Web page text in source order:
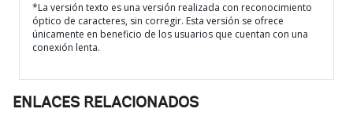
*La versión texto es una versión realizada con reconocimiento
óptico de caracteres, sin corregir. Esta versión se ofrece
únicamente en beneficio de los usuarios que cuentan con una
conexión lenta.
ENLACES RELACIONADOS